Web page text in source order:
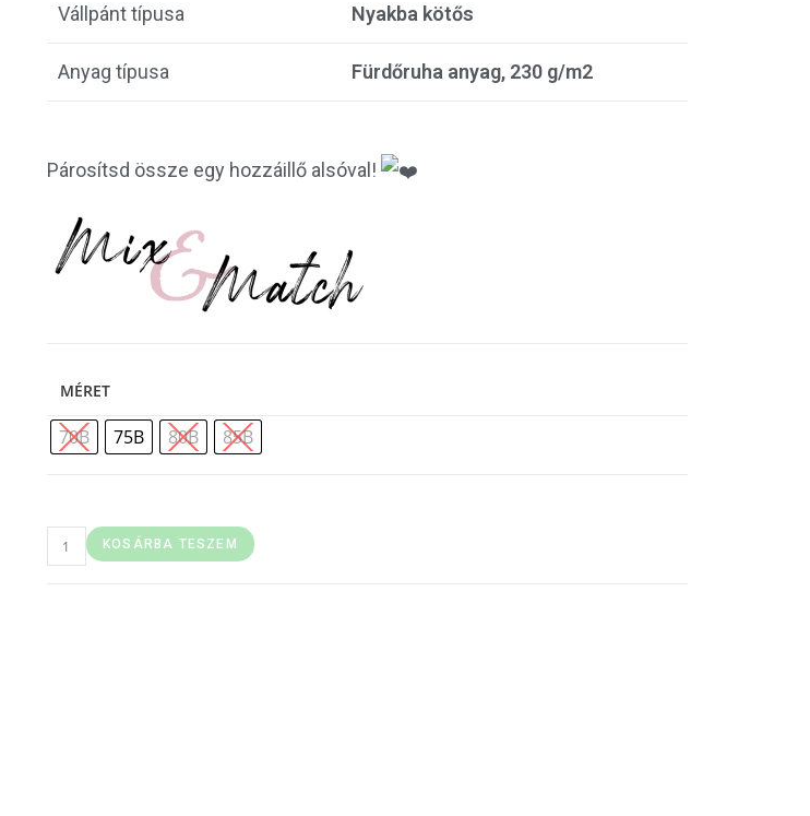
Vállpánt típusa Nyakba kötős
Anyag típusa Fürdőruha anyag, 230 g/m2
Párosítsd össze egy hozzáillő alsóval!
MÉRET
70B 75B 80B 85B
KOSÁRBA TESZEM